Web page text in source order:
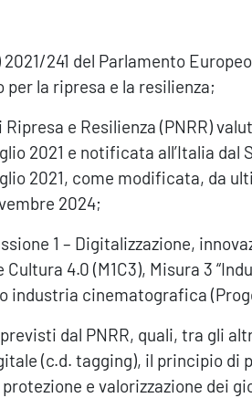
241 del Parlamento
la ripresa e la resilienza;
Ripresa e Resilienza (PNRR)
2021 e notificata all’Italia
2021, come modificata, da
2024;
1 – Digitalizzazione,
4.0 (M1C3), Misura 3
industria cinematografica
dal PNRR, quali, tra gli
(c.d. tagging), il principio di
e valorizzazione dei